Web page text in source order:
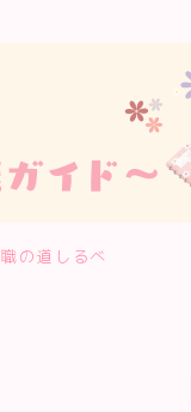
の道しるべ